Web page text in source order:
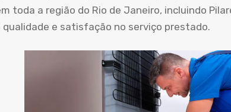
toda a região do Rio de Janeiro, incluindo
qualidade e satisfação no serviço prestado.